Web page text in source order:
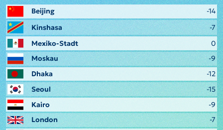
Beijing
-14
Kinshasa
-7
Mexiko-Stadt
0
Moskau
-9
Dhaka
-12
Seoul
-15
Kairo
-9
London
-7